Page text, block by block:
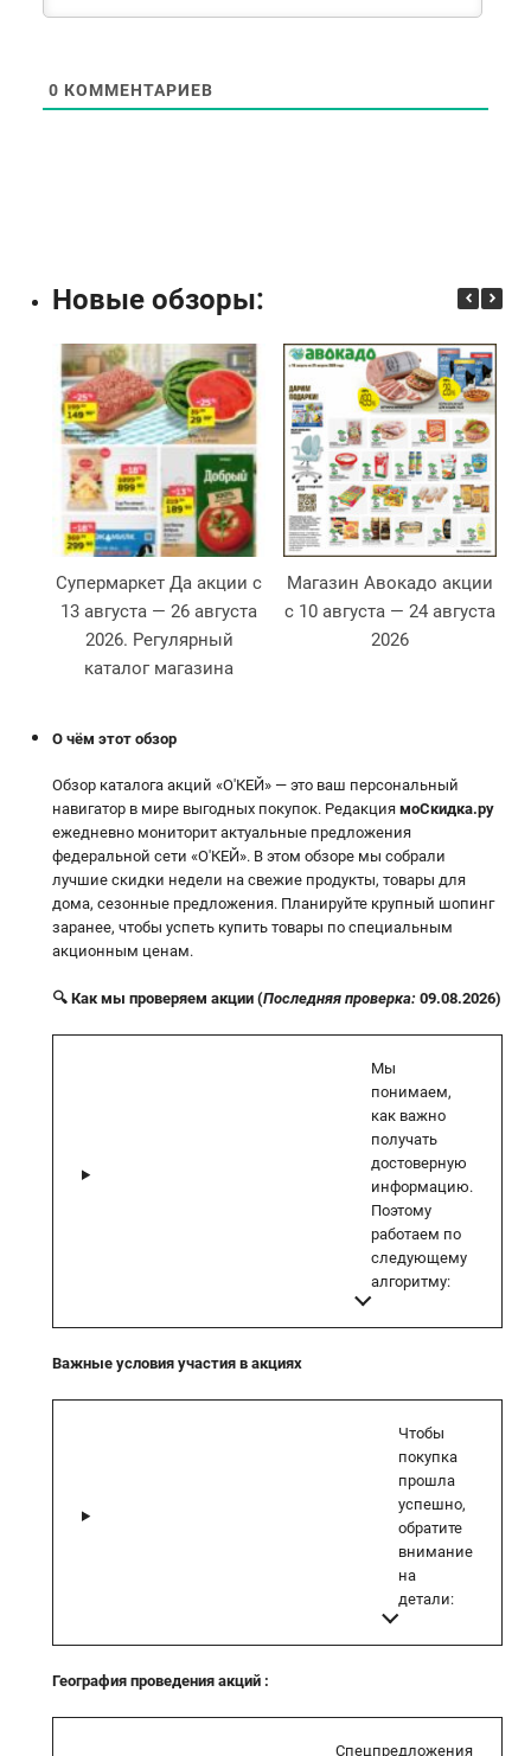
0 КОММЕНТАРИЕВ
Новые обзоры:
Супермаркет Да акции с
13 августа — 26 августа
2026. Регулярный
каталог магазина
Магазин Авокадо акции
с 10 августа — 24 августа
2026
О чём этот обзор
Обзор каталога акций «О'КЕЙ» — это ваш персональный
навигатор в мире выгодных покупок. Редакция моСкидка.ру
ежедневно мониторит актуальные предложения
федеральной сети «О'КЕЙ». В этом обзоре мы собрали
лучшие скидки недели на свежие продукты, товары для
дома, сезонные предложения. Планируйте крупный шопинг
заранее, чтобы успеть купить товары по специальным
акционным ценам.
🔍 Как мы проверяем акции (Последняя проверка: 09.08.2026)
Мы
понимаем,
как важно
получать
достоверную
информацию.
Поэтому
работаем по
следующему
алгоритму:
Важные условия участия в акциях
Чтобы
покупка
прошла
успешно,
обратите
внимание
на
детали:
География проведения акций :
Спецпредложения